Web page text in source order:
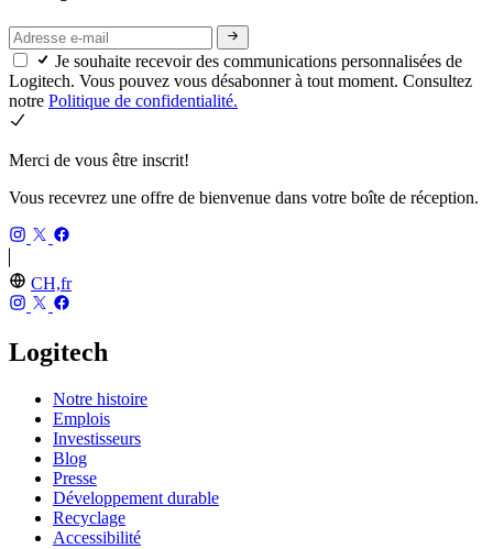
Je souhaite recevoir des communications personnalisées de
Logitech. Vous pouvez vous désabonner à tout moment. Consultez
notre Politique de confidentialité.
Merci de vous être inscrit!
Vous recevrez une offre de bienvenue dans votre boîte de réception.
CH,fr
Logitech
Notre histoire
Emplois
Investisseurs
Blog
Presse
Développement durable
Recyclage
Accessibilité